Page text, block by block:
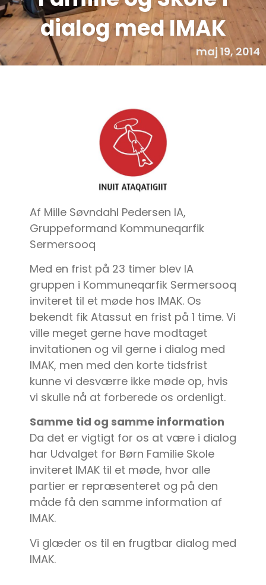
dialog med IMAK
maj 19, 2014
Af Mille Søvndahl Pedersen IA,
Gruppeformand Kommuneqarfik
Sermersooq
Med en frist på 23 timer blev IA
gruppen i Kommuneqarfik Sermersooq
inviteret til et møde hos IMAK. Os
bekendt fik Atassut en frist på 1 time. Vi
ville meget gerne have modtaget
invitationen og vil gerne i dialog med
IMAK, men med den korte tidsfrist
kunne vi desværre ikke møde op, hvis
vi skulle nå at forberede os ordenligt.
Samme tid og samme information
Da det er vigtigt for os at være i dialog
har Udvalget for Børn Familie Skole
inviteret IMAK til et møde, hvor alle
partier er repræsenteret og på den
måde få den samme information af
IMAK.
Vi glæder os til en frugtbar dialog med
IMAK.